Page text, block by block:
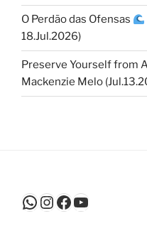
O Perdão das Ofensas
18.Jul.2026)
Preserve Yourself from
Mackenzie Melo
WhatsApp
Instagram
Facebook
Youtube